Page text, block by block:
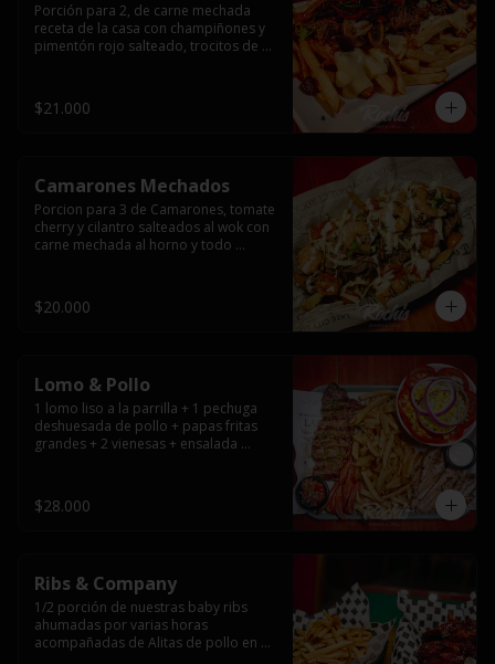
Porción para 2, de carne mechada
receta de la casa con champiñones y
pimentón rojo salteado, trocitos de
papas fritas.
$21.000
Camarones Mechados
Porcion para 3 de Camarones, tomate
cherry y cilantro salteados al wok con
carne mechada al horno y todo
casera.
$20.000
Lomo & Pollo
1 lomo liso a la parrilla + 1 pechuga
deshuesada de pollo + papas fritas
grandes + 2 vienesas + ensalada
$28.000
Ribs & Company
1/2 porción de nuestras baby ribs
ahumadas por varias horas
acompañadas de Alitas de pollo en